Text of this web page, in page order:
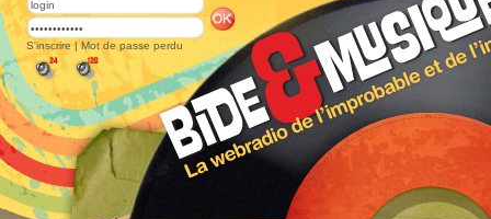
S'inscrire | Mot de passe perdu